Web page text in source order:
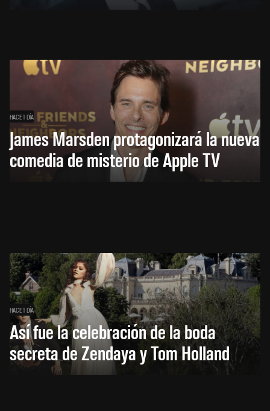
HACE 1 DÍA
James Marsden protagonizará la nueva
comedia de misterio de Apple TV
HACE 1 DÍA
Así fue la celebración de la boda
secreta de Zendaya y Tom Holland